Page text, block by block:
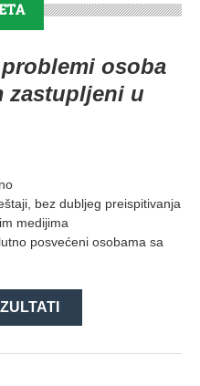
osoba
zastupljeni u
bez dubljeg preispitivanja
medijima
posvećeni osobama sa